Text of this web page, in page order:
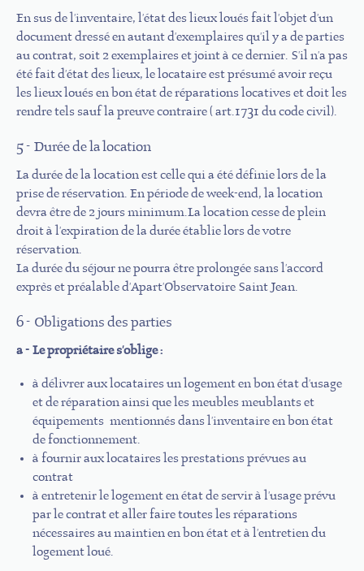
En sus de l'inventaire, l'état des lieux loués fait l'objet d'un
document dressé en autant d'exemplaires qu'il y a de parties
au contrat, soit 2 exemplaires et joint à ce dernier. S'il n'a pas
été fait d'état des lieux, le locataire est présumé avoir reçu
les lieux loués en bon état de réparations locatives et doit les
rendre tels sauf la preuve contraire ( art.1731 du code civil).
5 - Durée de la location
La durée de la location est celle qui a été définie lors de la
prise de réservation. En période de week-end, la location
devra être de 2 jours minimum.La location cesse de plein
droit à l'expiration de la durée établie lors de votre
réservation.
La durée du séjour ne pourra être prolongée sans l'accord
exprès et préalable d'Apart'Observatoire Saint Jean.
6 - Obligations des parties
a - Le propriétaire s'oblige :
à délivrer aux locataires un logement en bon état d'usage
et de réparation ainsi que les meubles meublants et
équipements mentionnés dans l'inventaire en bon état
de fonctionnement.
à fournir aux locataires les prestations prévues au
contrat
à entretenir le logement en état de servir à l'usage prévu
par le contrat et aller faire toutes les réparations
nécessaires au maintien en bon état et à l'entretien du
logement loué.